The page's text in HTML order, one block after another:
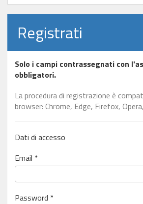
Registrati
Solo i campi contrassegnati con
obbligatori.
La procedura di registrazione è
browser: Chrome, Edge, Firefox,
Dati di accesso
Email *
Password *